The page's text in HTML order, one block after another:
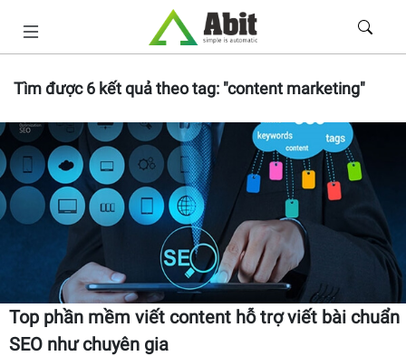
Tìm được6 kết quả theo tag: "content marketing"
Top phần mềm viết content hỗ trợ viết bài chuẩn
SEO như chuyên gia